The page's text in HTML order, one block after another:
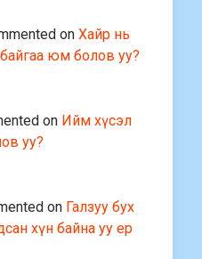
onХайр нь
юм болов уу?
on Ийм хүсэл
уу?
on Галзуу бух
хүн байна уу ер